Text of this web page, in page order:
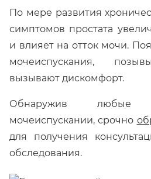
По мере развития
симптомов простата
и влияет на отток мочи.
мочеиспускания,
вызывают дискомфорт.
Обнаружив
мочеиспускании, срочно
для получения
обследования.